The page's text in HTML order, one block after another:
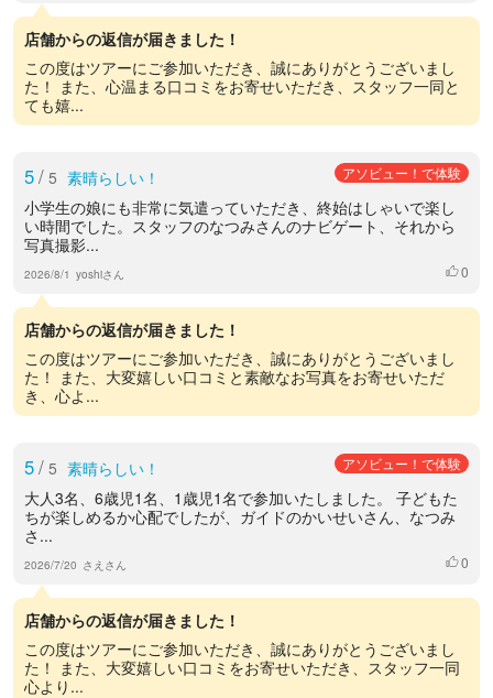
店舗からの返信が届きました！
この度はツアーにご参加いただき、誠にありがとうございまし
た！ また、心温まる口コミをお寄せいただき、スタッフ一同と
ても嬉...
5/ 5 素晴らしい！ アソビュー！で体験
小学生の娘にも非常に気遣っていただき、終始はしゃいで楽し
い時間でした。スタッフのなつみさんのナビゲート、それから
写真撮影...
2026/8/1 yoshiさん いいね
0
店舗からの返信が届きました！
この度はツアーにご参加いただき、誠にありがとうございまし
た！ また、大変嬉しい口コミと素敵なお写真をお寄せいただ
き、心よ...
5/ 5 素晴らしい！ アソビュー！で体験
大人3名、6歳児1名、1歳児1名で参加いたしました。 子どもた
ちが楽しめるか心配でしたが、ガイドのかいせいさん、なつみ
さ...
2026/7/20 さえさん いいね
0
店舗からの返信が届きました！
この度はツアーにご参加いただき、誠にありがとうございまし
た！ また、大変嬉しい口コミをお寄せいただき、スタッフ一同
心より...